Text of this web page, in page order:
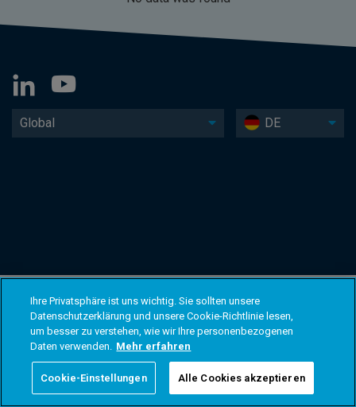
Global DE
Ihre Privatsphäre ist uns wichtig. Sie sollten unsere
Datenschutzerklärung und unsere Cookie-Richtlinie lesen,
um besser zu verstehen, wie wir Ihre personenbezogenen
Daten verwenden. Mehr erfahren
Cookie-Einstellungen Alle Cookies akzeptieren